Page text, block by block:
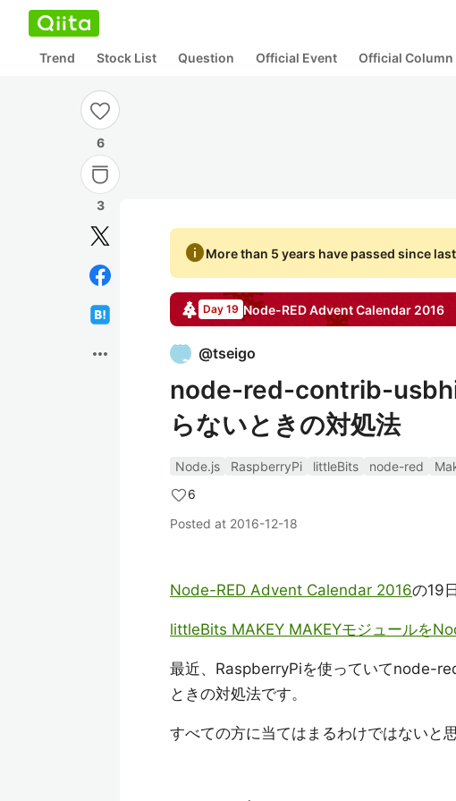
Trend Stock List Question Official Event Official Column
6
3
more_horiz
infoMore than 5 years have passed since
Day 19 Node-REDAdvent Calendar 2016
@tseigo
node-red-contrib-
らないときの対処法
Node.js RaspberryPi littleBits node-red
6
Posted at 2016-12-18
Node-RED Advent Calendar 2016の19
littleBits MAKEY MAKEYモジュールを
最近、RaspberryPiを使っていてnode-
ときの対処法です。
すべての方に当てはまるわけではないと